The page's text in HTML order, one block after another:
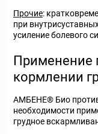
Прочие:
при
усиление болевого
Применение
кормлении
АМБЕНЕ® Био
необходимости
грудное